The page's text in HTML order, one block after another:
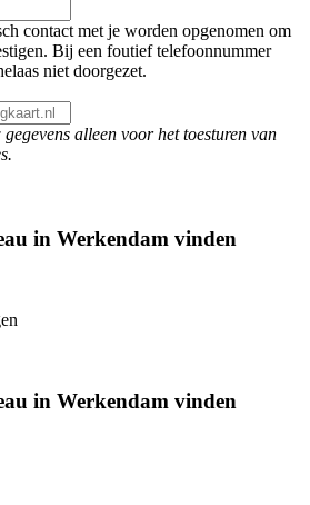
contact met je worden opgenomen om
Bij een foutief telefoonnummer
niet doorgezet.
alleen voor het toesturen van
in Werkendam vinden
in Werkendam vinden